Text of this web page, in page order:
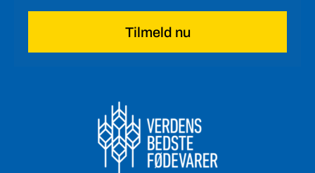
Tilmeld nu